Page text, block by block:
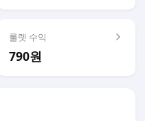
룰렛 수익
790원